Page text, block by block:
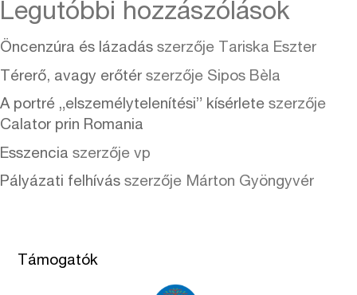
Legutóbbi hozzászólások
Öncenzúra és lázadás szerzője Tariska Eszter
Térerő, avagy erőtér szerzője Sipos Bèla
A portré „elszemélytelenítési” kísérlete szerzője
Calator prin Romania
Esszencia szerzője vp
Pályázati felhívás szerzője Márton Gyöngyvér
Támogatók